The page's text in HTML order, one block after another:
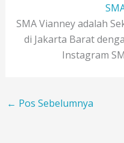
SMA Vianney adalah
di Jakarta Barat
Instagram
← Pos Sebelumnya